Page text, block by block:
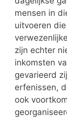
mensen in
uitvoeren
zijn echter
inkomsten
gevarieerd
erfenissen,
ook